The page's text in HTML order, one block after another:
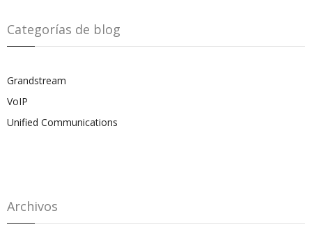
Categorías de blog
Grandstream
VoIP
Unified Communications
Archivos